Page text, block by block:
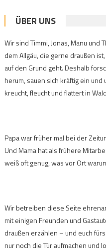
ÜBER UNS
Wir sind Timmi, Jonas, Manu und
dem Allgäu, die gerne draußen
auf den Grund geht. Deshalb
herum, sauen sich kräftig ein
kreucht, fleucht und flattert in
Papa war früher mal bei der
Und Mama hat als frühere
weiß oft genug, was vor Ort
Wir betreiben diese Seite
mit einigen Freunden und
draußen erzählen – und euch
nur noch die Tür aufmachen und